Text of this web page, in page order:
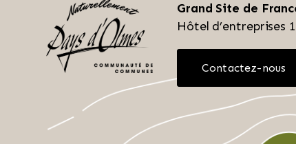
Grand Site de
Hôtel d’entreprises
Contactez-nous